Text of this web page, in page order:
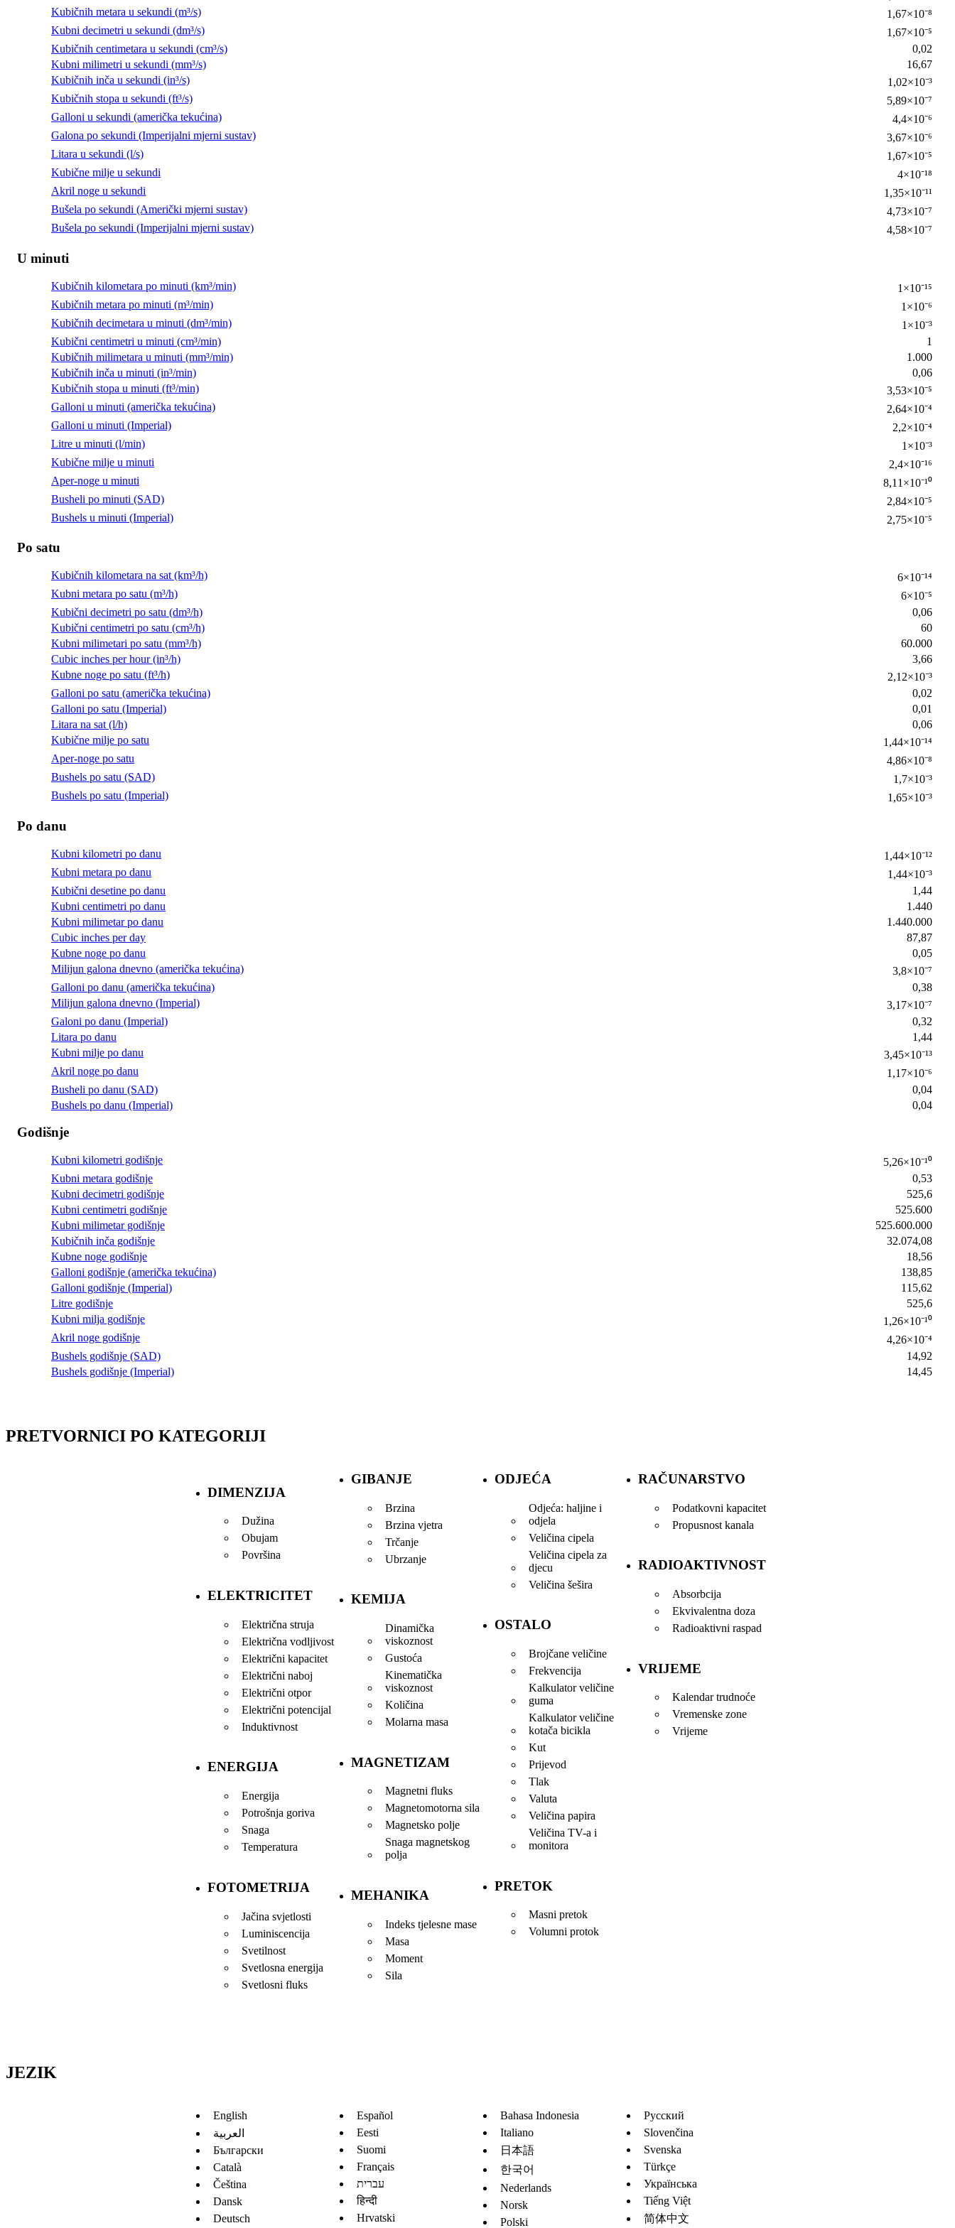
Kubičnih metara u sekundi (m³/s)
1,67×10⁻⁸
Kubni decimetri u sekundi (dm³/s)
1,67×10⁻⁵
Kubičnih centimetara u sekundi (cm³/s)
0,02
Kubni milimetri u sekundi (mm³/s)
16,67
Kubičnih inča u sekundi (in³/s)
1,02×10⁻³
Kubičnih stopa u sekundi (ft³/s)
5,89×10⁻⁷
Galloni u sekundi (američka tekućina)
4,4×10⁻⁶
Galona po sekundi (Imperijalni mjerni sustav)
3,67×10⁻⁶
Litara u sekundi (l/s)
1,67×10⁻⁵
Kubične milje u sekundi
4×10⁻¹⁸
Akril noge u sekundi
1,35×10⁻¹¹
Bušela po sekundi (Američki mjerni sustav)
4,73×10⁻⁷
Bušela po sekundi (Imperijalni mjerni sustav)
4,58×10⁻⁷
U minuti
Kubičnih kilometara po minuti (km³/min)
1×10⁻¹⁵
Kubičnih metara po minuti (m³/min)
1×10⁻⁶
Kubičnih decimetara u minuti (dm³/min)
1×10⁻³
Kubični centimetri u minuti (cm³/min)
1
Kubičnih milimetara u minuti (mm³/min)
1.000
Kubičnih inča u minuti (in³/min)
0,06
Kubičnih stopa u minuti (ft³/min)
3,53×10⁻⁵
Galloni u minuti (američka tekućina)
2,64×10⁻⁴
Galloni u minuti (Imperial)
2,2×10⁻⁴
Litre u minuti (l/min)
1×10⁻³
Kubične milje u minuti
2,4×10⁻¹⁶
Aper-noge u minuti
8,11×10⁻¹⁰
Busheli po minuti (SAD)
2,84×10⁻⁵
Bushels u minuti (Imperial)
2,75×10⁻⁵
Po satu
Kubičnih kilometara na sat (km³/h)
6×10⁻¹⁴
Kubni metara po satu (m³/h)
6×10⁻⁵
Kubični decimetri po satu (dm³/h)
0,06
Kubični centimetri po satu (cm³/h)
60
Kubni milimetari po satu (mm³/h)
60.000
Cubic inches per hour (in³/h)
3,66
Kubne noge po satu (ft³/h)
2,12×10⁻³
Galloni po satu (američka tekućina)
0,02
Galloni po satu (Imperial)
0,01
Litara na sat (l/h)
0,06
Kubične milje po satu
1,44×10⁻¹⁴
Aper-noge po satu
4,86×10⁻⁸
Bushels po satu (SAD)
1,7×10⁻³
Bushels po satu (Imperial)
1,65×10⁻³
Po danu
Kubni kilometri po danu
1,44×10⁻¹²
Kubni metara po danu
1,44×10⁻³
Kubični desetine po danu
1,44
Kubni centimetri po danu
1.440
Kubni milimetar po danu
1.440.000
Cubic inches per day
87,87
Kubne noge po danu
0,05
Milijun galona dnevno (američka tekućina)
3,8×10⁻⁷
Galloni po danu (američka tekućina)
0,38
Milijun galona dnevno (Imperial)
3,17×10⁻⁷
Galoni po danu (Imperial)
0,32
Litara po danu
1,44
Kubni milje po danu
3,45×10⁻¹³
Akril noge po danu
1,17×10⁻⁶
Busheli po danu (SAD)
0,04
Bushels po danu (Imperial)
0,04
Godišnje
Kubni kilometri godišnje
5,26×10⁻¹⁰
Kubni metara godišnje
0,53
Kubni decimetri godišnje
525,6
Kubni centimetri godišnje
525.600
Kubni milimetar godišnje
525.600.000
Kubičnih inča godišnje
32.074,08
Kubne noge godišnje
18,56
Galloni godišnje (američka tekućina)
138,85
Galloni godišnje (Imperial)
115,62
Litre godišnje
525,6
Kubni milja godišnje
1,26×10⁻¹⁰
Akril noge godišnje
4,26×10⁻⁴
Bushels godišnje (SAD)
14,92
Bushels godišnje (Imperial)
14,45
PRETVORNICI PO KATEGORIJI
DIMENZIJA
Dužina
Obujam
Površina
ELEKTRICITET
Električna struja
Električna vodljivost
Električni kapacitet
Električni naboj
Električni otpor
Električni potencijal
Induktivnost
ENERGIJA
Energija
Potrošnja goriva
Snaga
Temperatura
FOTOMETRIJA
Jačina svjetlosti
Luminiscencija
Svetilnost
Svetlosna energija
Svetlosni fluks
GIBANJE
Brzina
Brzina vjetra
Trčanje
Ubrzanje
KEMIJA
Dinamička
viskoznost
Gustoća
Kinematička
viskoznost
Količina
Molarna masa
MAGNETIZAM
Magnetni fluks
Magnetomotorna sila
Magnetsko polje
Snaga magnetskog
polja
MEHANIKA
Indeks tjelesne mase
Masa
Moment
Sila
ODJEĆA
Odjeća: haljine i
odjela
Veličina cipela
Veličina cipela za
djecu
Veličina šešira
OSTALO
Brojčane veličine
Frekvencija
Kalkulator veličine
guma
Kalkulator veličine
kotača bicikla
Kut
Prijevod
Tlak
Valuta
Veličina papira
Veličina TV-a i
monitora
PRETOK
Masni pretok
Volumni protok
RAČUNARSTVO
Podatkovni kapacitet
Propusnost kanala
RADIOAKTIVNOST
Absorbcija
Ekvivalentna doza
Radioaktivni raspad
VRIJEME
Kalendar trudnoće
Vremenske zone
Vrijeme
JEZIK
English
العربية
Български
Català
Čeština
Dansk
Deutsch
Español
Eesti
Suomi
Français
עברית
हिन्दी
Hrvatski
Bahasa Indonesia
Italiano
日本語
한국어
Nederlands
Norsk
Polski
Русский
Slovenčina
Svenska
Türkçe
Украïнська
Tiếng Việt
简体中文